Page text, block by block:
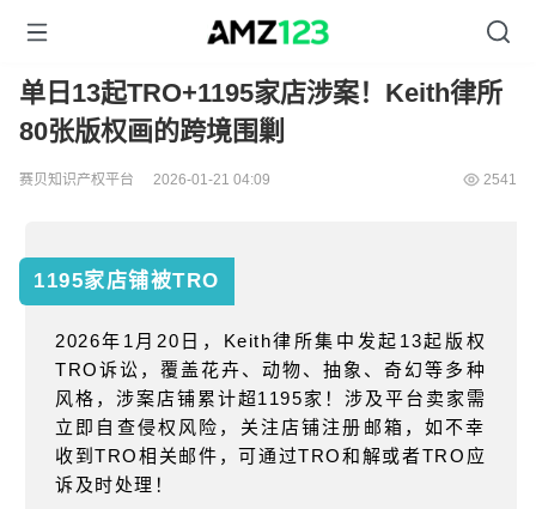
单日13起TRO+1195家店涉案！Keith律所
80张版权画的跨境围剿
赛贝知识产权平台 2026-01-21 04:09 2541
1195家店铺被TRO
2026年 1 月 20 日， Keith律所集中发起 13起版权
TRO诉讼，覆盖花卉、动物、抽象、奇幻等多种
风格，涉案店铺累计超1195家！涉及平台卖家需
立即自查侵权风险，关注店铺注册邮箱，如不幸
收到TRO相关邮件，可通过TRO和解或者TRO 应
诉及时处理！